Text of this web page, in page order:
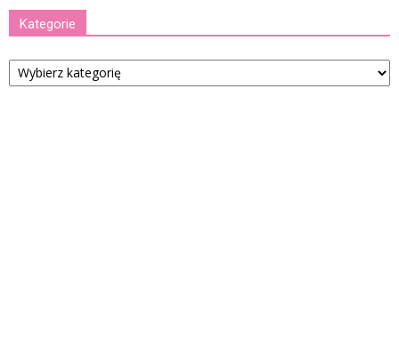
Kategorie
Kategorie